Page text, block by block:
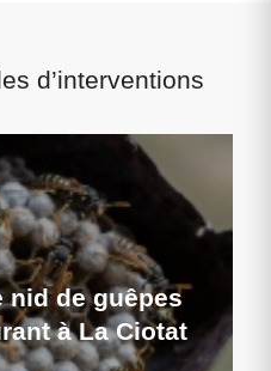
d’interventions
nid de guêpes
à La Ciotat